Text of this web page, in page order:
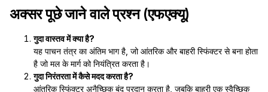
अक्सर पूछे जाने वाले प्रश्न (एफएक्यू)
गुदा वास्तव में क्या है?
यह पाचन तंत्र का अंतिम भाग है, जो आंतरिक और बाहरी स्फिंक्टर से बना होता
है जो मल के मार्ग को नियंत्रित करता है।
गुदा निरंतरता में कैसे मदद करता है?
आंतरिक स्फिंक्टर अनैच्छिक बंद प्रदान करता है, जबकि बाहरी एक स्वैच्छिक